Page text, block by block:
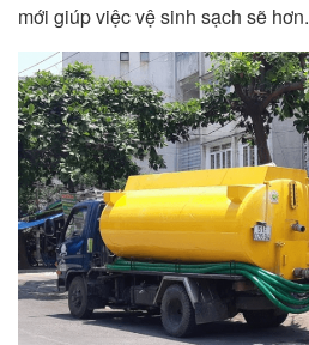
mới giúp việc vệ sinh sạch sẽ hơn.